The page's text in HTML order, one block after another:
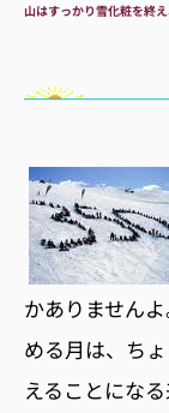
山はすっかり雪化粧を終
かありません
める月は、ち
えることにな